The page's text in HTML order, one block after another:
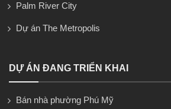
Palm River City
Dự án The Metropolis
DỰ ÁN ĐANG TRIỂN KHAI
Bán nhà phường Phú Mỹ